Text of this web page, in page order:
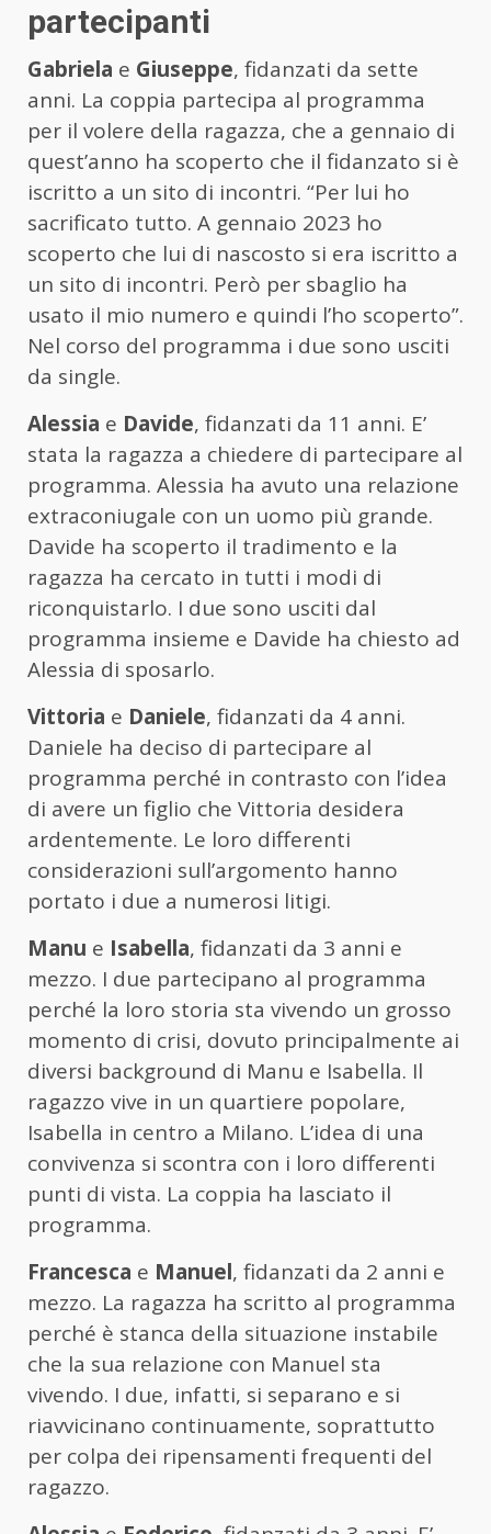
partecipanti
Gabriela e Giuseppe, fidanzati da sette
anni. La coppia partecipa al programma
per il volere della ragazza, che a gennaio di
quest’anno ha scoperto che il fidanzato si è
iscritto a un sito di incontri. “Per lui ho
sacrificato tutto. A gennaio 2023 ho
scoperto che lui di nascosto si era iscritto a
un sito di incontri. Però per sbaglio ha
usato il mio numero e quindi l’ho scoperto”.
Nel corso del programma i due sono usciti
da single.
Alessia e Davide, fidanzati da 11 anni. E’
stata la ragazza a chiedere di partecipare al
programma. Alessia ha avuto una relazione
extraconiugale con un uomo più grande.
Davide ha scoperto il tradimento e la
ragazza ha cercato in tutti i modi di
riconquistarlo. I due sono usciti dal
programma insieme e Davide ha chiesto ad
Alessia di sposarlo.
Vittoria e Daniele, fidanzati da 4 anni.
Daniele ha deciso di partecipare al
programma perché in contrasto con l’idea
di avere un figlio che Vittoria desidera
ardentemente. Le loro differenti
considerazioni sull’argomento hanno
portato i due a numerosi litigi.
Manu e Isabella, fidanzati da 3 anni e
mezzo. I due partecipano al programma
perché la loro storia sta vivendo un grosso
momento di crisi, dovuto principalmente ai
diversi background di Manu e Isabella. Il
ragazzo vive in un quartiere popolare,
Isabella in centro a Milano. L’idea di una
convivenza si scontra con i loro differenti
punti di vista. La coppia ha lasciato il
programma.
Francesca e Manuel, fidanzati da 2 anni e
mezzo. La ragazza ha scritto al programma
perché è stanca della situazione instabile
che la sua relazione con Manuel sta
vivendo. I due, infatti, si separano e si
riavvicinano continuamente, soprattutto
per colpa dei ripensamenti frequenti del
ragazzo.